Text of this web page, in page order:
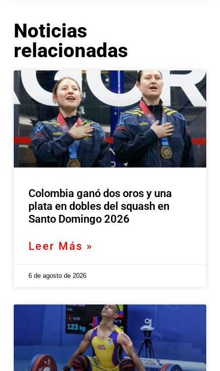
Noticias
relacionadas
Colombia ganó dos oros y una
plata en dobles del squash en
Santo Domingo 2026
Leer Más »
6 de agosto de 2026